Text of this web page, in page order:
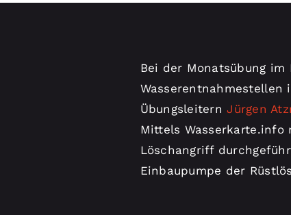
Bei der Monatsübung
Wasserentnahmestellen
ÜbungsleiternJürgen
Mittels Wasserkarte.info
Löschangriff
Einbaupumpe der